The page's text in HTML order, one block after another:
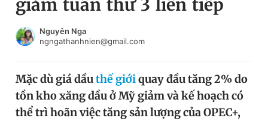
Chuyên mục khác
Chào ngày mới
Video Magazine
Đăng xuất
giảm tuần thứ 3 liên tiếp
Nguyên Nga
ngngathanhnien@gmail.com
Mặc dù giá dầuthế giớiquay đầu tăng 2% do
tồn kho xăng dầu ở Mỹ giảm và kế hoạch có
thể trì hoãn việc tăng sản lượng của OPEC+,